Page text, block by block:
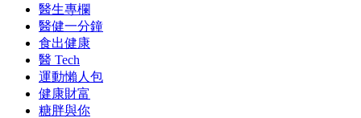
醫生專欄
醫健一分鐘
食出健康
醫 Tech
運動懶人包
健康財富
糖胖與你